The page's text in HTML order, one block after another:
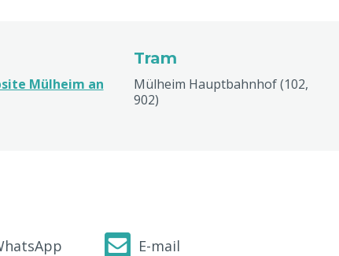
Mülheim an
Tram
Mülheim Hauptbahnhof (102,
902)
E-mail